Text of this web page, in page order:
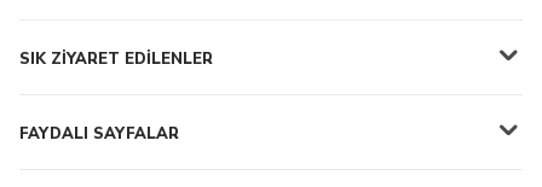
SIK ZİYARET EDİLENLER
FAYDALI SAYFALAR